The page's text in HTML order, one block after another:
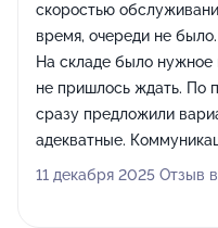
скоростью
время, очереди не
На складе было нужное
не пришлось ждать. По
сразу предложили
адекватные.
Рекомендую.
11 декабря 2025 Отзыв